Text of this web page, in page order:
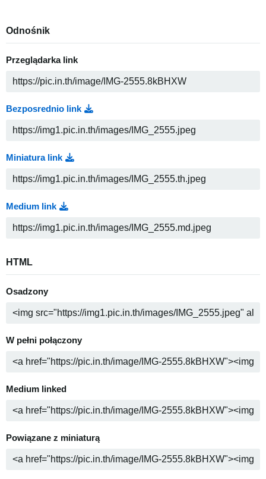
Odnośnik
Przeglądarka link
Bezposrednio link
Miniatura link
Medium link
HTML
Osadzony
W pełni połączony
Medium linked
Powiązane z miniaturą